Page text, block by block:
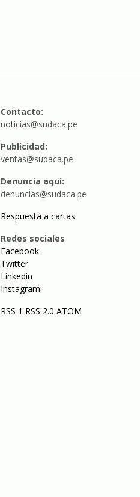
Contacto:
noticias@sudaca.pe
Publicidad:
ventas@sudaca.pe
Denuncia aquí:
denuncias@sudaca.pe
Respuesta a cartas
Redes sociales
Facebook
Twitter
Linkedin
Instagram
RSS 1 RSS 2.0 ATOM